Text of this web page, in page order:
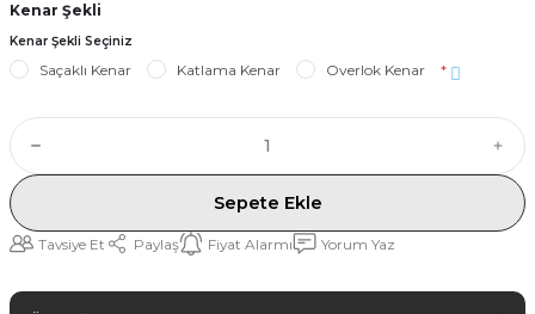
Kenar Şekli
Kenar Şekli Seçiniz
Saçaklı Kenar Katlama Kenar Overlok Kenar *
Sepete Ekle
Tavsiye Et Paylaş Fiyat Alarmı Yorum Yaz